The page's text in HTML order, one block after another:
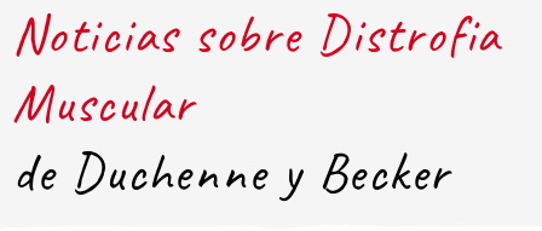
Noticias sobre Distrofia
Muscular
de Duchenne y Becker